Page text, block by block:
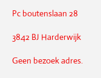
Pc boutenslaan 28
3842 BJ Harderwijk
Geen bezoek adres.